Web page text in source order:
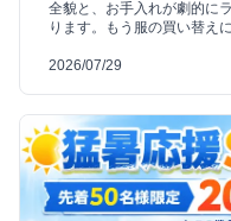
全貌と、お手入れが劇的に
ります。もう服の買い替え
2026/07/29